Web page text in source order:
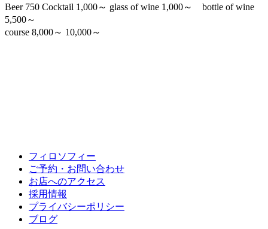
Beer 750 Cocktail 1,000～ glass of wine 1,000～ bottle of wine
5,500～
course 8,000～ 10,000～
フィロソフィー
ご予約・お問い合わせ
お店へのアクセス
採用情報
プライバシーポリシー
ブログ